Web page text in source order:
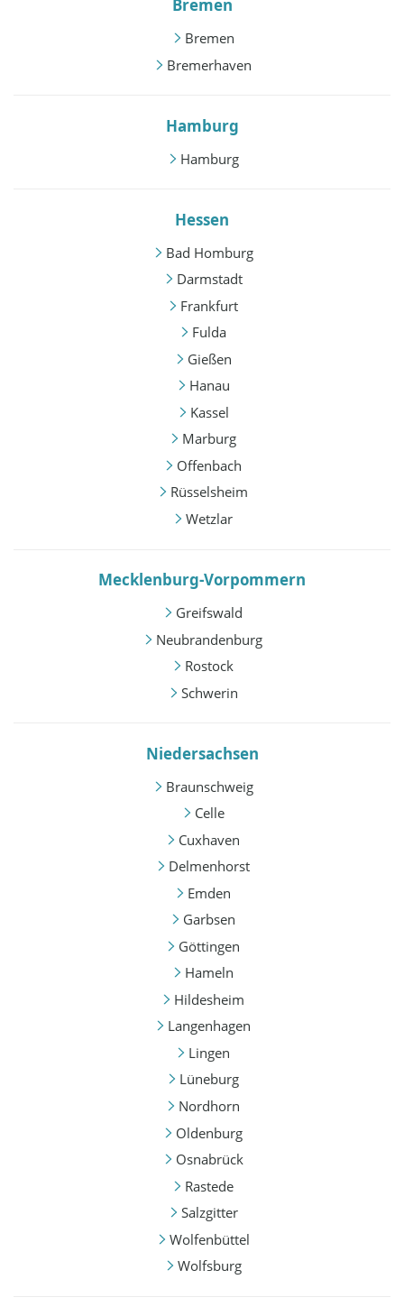
Bremen
Bremen
Bremerhaven
Hamburg
Hamburg
Hessen
Bad Homburg
Darmstadt
Frankfurt
Fulda
Gießen
Hanau
Kassel
Marburg
Offenbach
Rüsselsheim
Wetzlar
Mecklenburg-Vorpommern
Greifswald
Neubrandenburg
Rostock
Schwerin
Niedersachsen
Braunschweig
Celle
Cuxhaven
Delmenhorst
Emden
Garbsen
Göttingen
Hameln
Hildesheim
Langenhagen
Lingen
Lüneburg
Nordhorn
Oldenburg
Osnabrück
Rastede
Salzgitter
Wolfenbüttel
Wolfsburg